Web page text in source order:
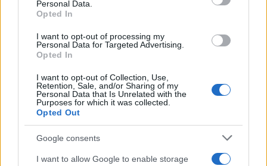
Personal Data.
Opted In
I want to opt-out of processing my
Personal Data for Targeted Advertising.
Opted In
I want to opt-out of Collection, Use,
Retention, Sale, and/or Sharing of my
Personal Data that Is Unrelated with the
Purposes for which it was collected.
Opted Out
Google consents
I want to allow Google to enable storage
«Νονός της AI» προειδοποιεί: Σε λίγο δεν θα
μπορούμε να «ξεπεράσουμε» νοητικά την
Τεχνητή Νοημοσύνη
08.08.2026